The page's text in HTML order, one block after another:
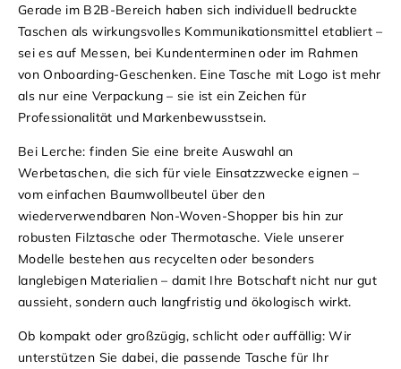
Gerade im B2B-Bereich haben sich individuell bedruckte
Taschen als wirkungsvolles Kommunikationsmittel etabliert –
sei es auf Messen, bei Kundenterminen oder im Rahmen
von Onboarding-Geschenken. Eine Tasche mit Logo ist mehr
als nur eine Verpackung – sie ist ein Zeichen für
Professionalität und Markenbewusstsein.
Bei Lerche: finden Sie eine breite Auswahl an
Werbetaschen, die sich für viele Einsatzzwecke eignen –
vom einfachen Baumwollbeutel über den
wiederverwendbaren Non-Woven-Shopper bis hin zur
robusten Filztasche oder Thermotasche. Viele unserer
Modelle bestehen aus recycelten oder besonders
langlebigen Materialien – damit Ihre Botschaft nicht nur gut
aussieht, sondern auch langfristig und ökologisch wirkt.
Ob kompakt oder großzügig, schlicht oder auffällig: Wir
unterstützen Sie dabei, die passende Tasche für Ihr